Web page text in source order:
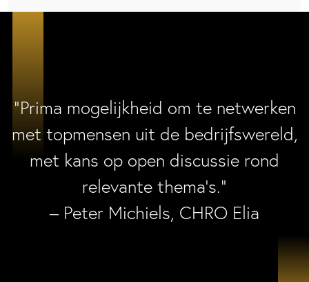
“Prima mogelijkheid om te netwerken
met topmensen uit de bedrijfswereld,
met kans op open discussie rond
relevante thema’s.”
– Peter Michiels, CHRO Elia